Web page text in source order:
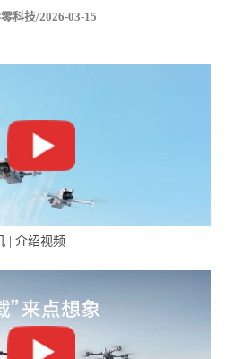
人直升机产品。MQ-300A的核心
的大型载荷设备，广泛应用于军
、防灾减灾等要求较高的行业应
载荷和实际应用场景，可根据应
和交互的软硬件功能，例如目标
的技术积累已经有五六年的时
个月他们成立了Z事业部。围绕
科技/2026-03-15
| 介绍视频